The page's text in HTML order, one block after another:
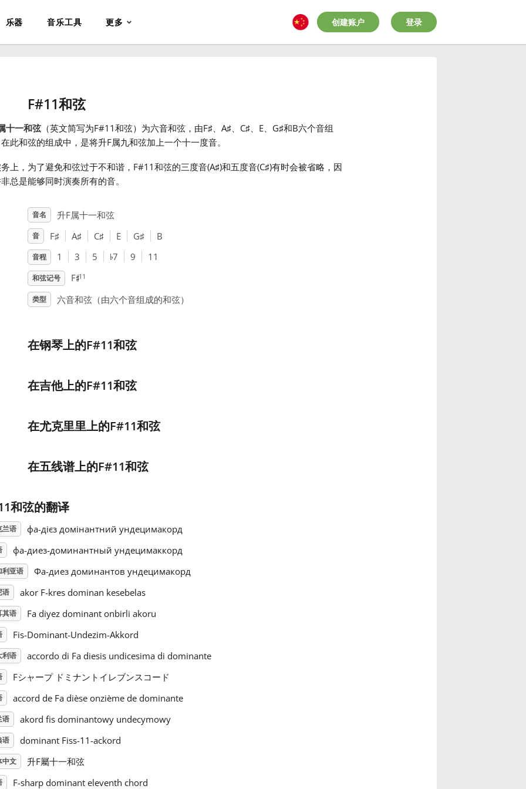
乐器 音乐工具 更多 创建账户 登录
F#11和弦
十一和弦（英文简写为F#11和弦）为六音和弦，由F♯、A♯、C♯、E、G♯和B六个音组
此和弦的组成中，是将升F属九和弦加上一个十一度音。
上，为了避免和弦过于不和谐，F#11和弦的三度音(A♯)和五度音(C♯)有时会被省略，因
总是能够同时演奏所有的音。
音名 升F属十一和弦
音 F♯ A♯ C♯ E G♯ B
音程 1 3 5 ♭7 9 11
和弦记号 F♯11
类型 六音和弦（由六个音组成的和弦）
在钢琴上的F#11和弦
在吉他上的F#11和弦
在尤克里里上的F#11和弦
在五线谱上的F#11和弦
和弦的翻译
兰语 фа-дієз домінантний ундецимакорд
фа-диез-доминантный ундецимаккорд
利亚语 Фа-диез доминантов ундецимакорд
语 akor F-kres dominan kesebelas
其语 Fa diyez dominant onbirli akoru
Fis-Dominant-Undezim-Akkord
利语 accordo di Fa diesis undicesima di dominante
Fシャープ ドミナントイレブンスコード
accord de Fa dièse onzième de dominante
语 akord fis dominantowy undecymowy
语 dominant Fiss-11-ackord
中文 升F屬十一和弦
F-sharp dominant eleventh chord